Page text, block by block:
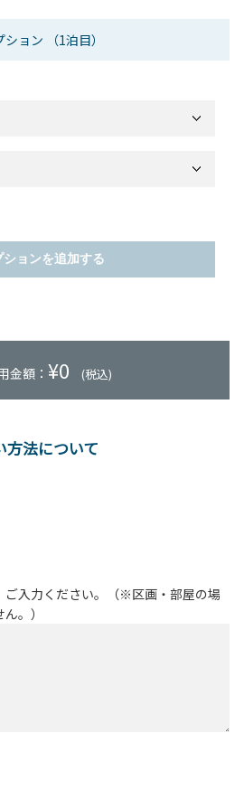
ション （1泊目）
ションを追加する
金額： ¥0 (税込)
方法について
ご入力ください。（※区画・部屋の場
。）